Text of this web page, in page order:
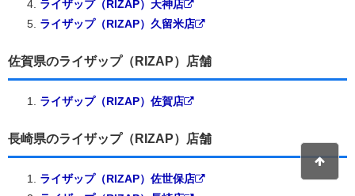
ライザップ（RIZAP）天神店
ライザップ（RIZAP）久留米店
佐賀県のライザップ（RIZAP）店舗
ライザップ（RIZAP）佐賀店
長崎県のライザップ（RIZAP）店舗
ライザップ（RIZAP）佐世保店